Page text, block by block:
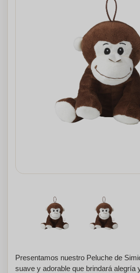
Presentamos nuestro Peluche de
suave y adorable que brindará alegría